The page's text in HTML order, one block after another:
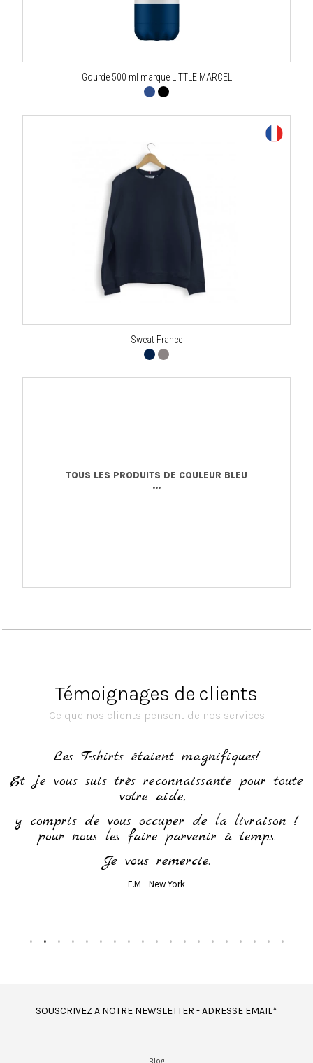
Gourde 500 ml marque LITTLE MARCEL
Sweat France
TOUS LES PRODUITS DE COULEUR BLEU
...
Témoignages de clients
Ce que nos clients pensent de nos services
Les T-shirts étaient magnifiques!
Et je vous suis très reconnaissante pour toute
votre aide,
y compris de vous occuper de la livraison !
pour nous les faire parvenir à temps.
Je vous remercie.
E.M - New York
SOUSCRIVEZ A NOTRE NEWSLETTER - ADRESSE EMAIL*
Blog